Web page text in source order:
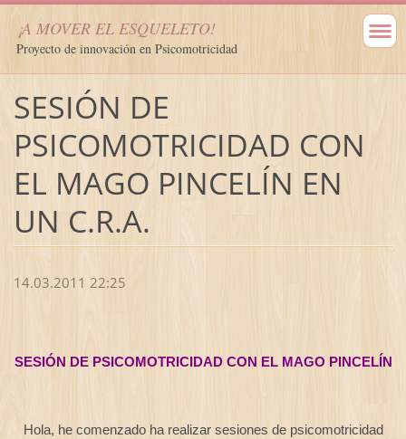
¡A MOVER EL ESQUELETO!
Proyecto de innovación en Psicomotricidad
SESIÓN DE
PSICOMOTRICIDAD CON
EL MAGO PINCELÍN EN
UN C.R.A.
14.03.2011 22:25
SESIÓN DE PSICOMOTRICIDAD CON EL MAGO PINCELÍN
Hola, he comenzado ha realizar sesiones de psicomotricidad